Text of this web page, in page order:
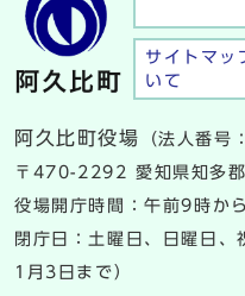
サイトマッ
いて
阿久比町役場
（法人番
〒470-2292 愛知県知多
役場開庁時間：午前9時か
閉庁日：土曜日、日曜日
1月3日まで）